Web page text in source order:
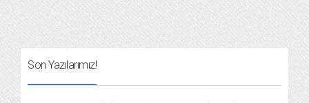
Son Yazılarımız!